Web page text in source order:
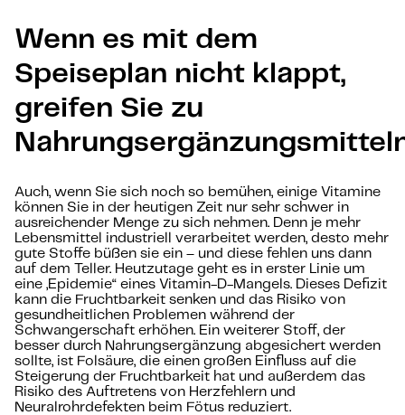
Wenn es mit dem
Speiseplan nicht klappt,
greifen Sie zu
Auch, wenn Sie sich noch so bemühen, einige Vitamine
können Sie in der heutigen Zeit nur sehr schwer in
ausreichender Menge zu sich nehmen. Denn je mehr
Lebensmittel industriell verarbeitet werden, desto mehr
gute Stoffe büßen sie ein – und diese fehlen uns dann
auf dem Teller. Heutzutage geht es in erster Linie um
eine „Epidemie“ eines Vitamin-D-Mangels. Dieses Defizit
kann die Fruchtbarkeit senken und das Risiko von
gesundheitlichen Problemen während der
Schwangerschaft erhöhen. Ein weiterer Stoff, der
besser durch Nahrungsergänzung abgesichert werden
sollte, ist Folsäure, die einen großen Einfluss auf die
Steigerung der Fruchtbarkeit hat und außerdem das
Risiko des Auftretens von Herzfehlern und
Neuralrohrdefekten beim Fötus reduziert.